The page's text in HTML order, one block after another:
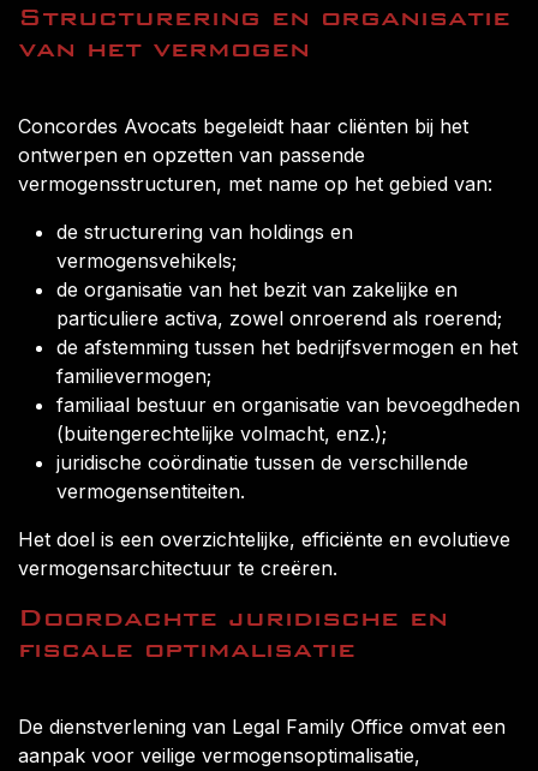
Structurering en organisatie
van het vermogen
Concordes Avocats begeleidt haar cliënten bij het
ontwerpen en opzetten van passende
vermogensstructuren, met name op het gebied van:
de structurering van holdings en
vermogensvehikels;
de organisatie van het bezit van zakelijke en
particuliere activa, zowel onroerend als roerend;
de afstemming tussen het bedrijfsvermogen en het
familievermogen;
familiaal bestuur en organisatie van bevoegdheden
(buitengerechtelijke volmacht, enz.);
juridische coördinatie tussen de verschillende
vermogensentiteiten.
Het doel is een overzichtelijke, efficiënte en evolutieve
vermogensarchitectuur te creëren.
Doordachte juridische en
fiscale optimalisatie
De dienstverlening van Legal Family Office omvat een
aanpak voor veilige vermogensoptimalisatie,